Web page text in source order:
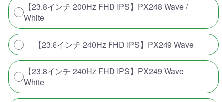
【23.8インチ 200Hz FHD IPS】PX248 Wave /
White
【23.8インチ 240Hz FHD IPS】PX249 Wave
【23.8インチ 240Hz FHD IPS】PX249 Wave
White